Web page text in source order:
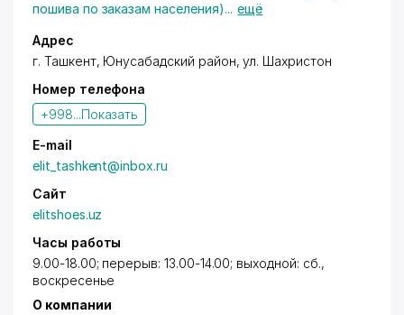
пошива по заказам населения)... ещё
Адрес
г. Ташкент, Юнусабадский район,ул. Шахристон
Номер телефона
+998...Показать
E-mail
elit_tashkent@inbox.ru
Сайт
elitshoes.uz
Часы работы
9.00-18.00; перерыв: 13.00-14.00; выходной: сб.,
воскресенье
О компании